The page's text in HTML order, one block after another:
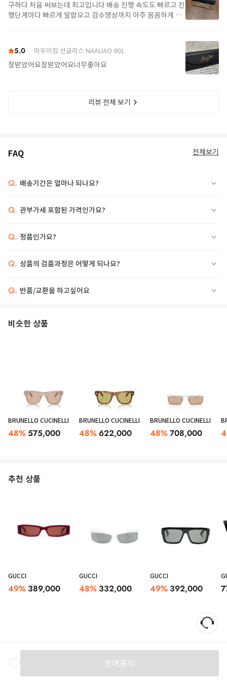
구하다 처음 써보는데 최고입니다 배송 진행 속도도 빠르고 진
행단계마다 빠르게 알람오고 검수영상까지 아주 꼼꼼하게 찍
5.0 마우이짐 선글라스 NAAUAO 001
잘받았어요잘받았어요너무좋아요
리뷰 전체 보기
FAQ 전체보기
Q. 배송기간은 얼마나 되나요?
Q. 관부가세 포함된 가격인가요?
Q. 정품인가요?
Q. 상품의 검품과정은 어떻게 되나요?
Q. 반품/교환을 하고싶어요
비슷한 상품
BRUNELLO CUCINELLI
48%575,000
BRUNELLO CUCINELLI
48%622,000
BRUNELLO CUCINELLI
48%708,000
추천 상품
GUCCI
49% 389,000
GUCCI
48% 332,000
GUCCI
49% 392,000
판매중지